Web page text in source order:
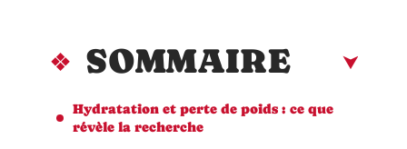
SOMMAIRE
Hydratation et perte de poids : ce que
révèle la recherche